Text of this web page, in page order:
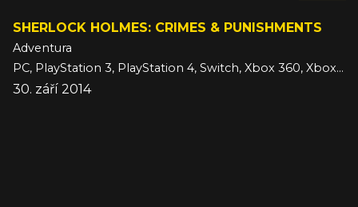
SHERLOCK HOLMES: CRIMES & PUNISHMENTS
Adventura
PC, PlayStation 3, PlayStation 4, Switch, Xbox 360, Xbox One
30. září 2014